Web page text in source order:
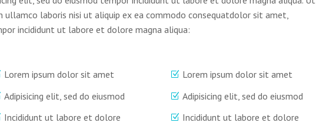
ullamco laboris nisi ut aliquip ex ea commodo consequatdolor sit amet,
incididunt ut labore et dolore magna aliqua:
Lorem ipsum dolor sit amet
Adipisicing elit, sed do eiusmod
Incididunt ut labore et dolore
Lorem ipsum dolor sit amet
Adipisicing elit, sed do eiusmod
Incididunt ut labore et dolore